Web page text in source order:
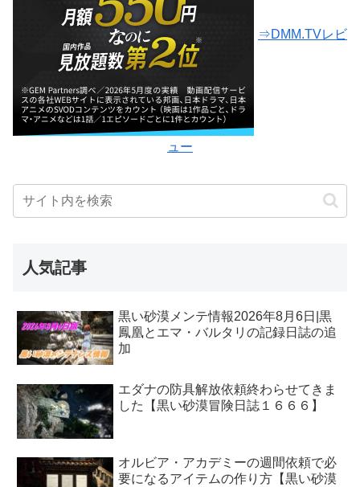
⇒DMM.TVレビ
ュー
人気記事
黒い砂漠メンテ情報2026年8月6日|黒
鳳凰とエマ・バルタリの記録日誌の追
加
エダナの防具解放依頼終わらせてきま
した【黒い砂漠冒険日誌１６６６】
オルビア・アカデミーの週間依頼で必
要になるアイテムの作り方【黒い砂漠